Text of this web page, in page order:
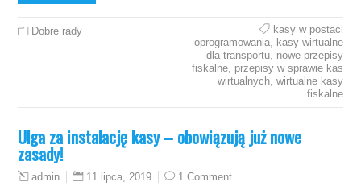
Dobre rady
kasy w postaci
oprogramowania, kasy wirtualne
dla transportu, nowe przepisy
fiskalne, przepisy w sprawie kas
wirtualnych, wirtualne kasy
fiskalne
Ulga za instalację kasy – obowiązują już nowe
zasady!
admin 11 lipca, 2019 1 Comment